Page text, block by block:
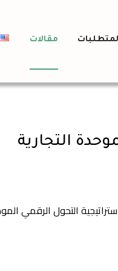
مقالات
التجارية
التحول الرقمي